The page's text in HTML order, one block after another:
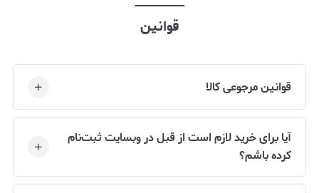
قوانین
قوانین مرجوعی کالا
آیا برای خرید لازم است از قبل در وبسایت ثبت‌نام
کرده باشم؟